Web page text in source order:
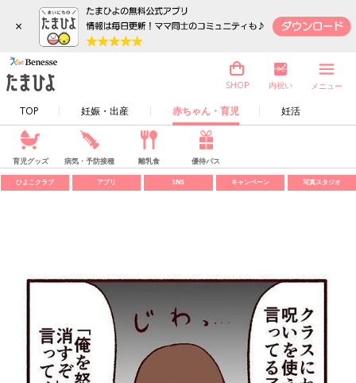
×
TOP 妊娠・出産 赤ちゃん・育児 妊活
SHOP 内祝い メニュー
育児グッズ 病気・予防接種 離乳食 優待パス
ひよこクラブ アプリ SNS キャンペーン 写真スタジオ